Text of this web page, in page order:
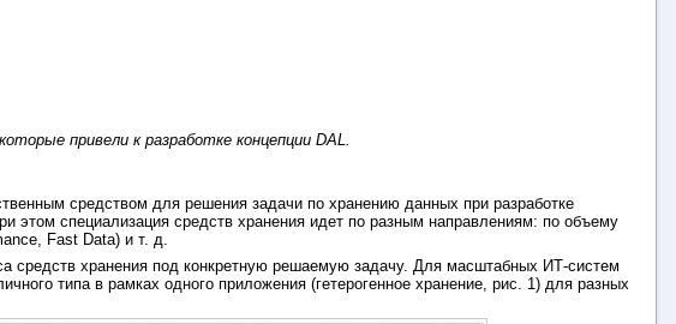
привели к разработке концепции DAL.
средством для решения задачи по хранению данных при разработке
специализация средств хранения идет по разным направлениям: по объему
Fast Data) и т. д.
средств хранения под конкретную решаемую задачу. Для масштабных ИТ-систем
типа в рамках одного приложения (гетерогенное хранение, рис. 1) для разных